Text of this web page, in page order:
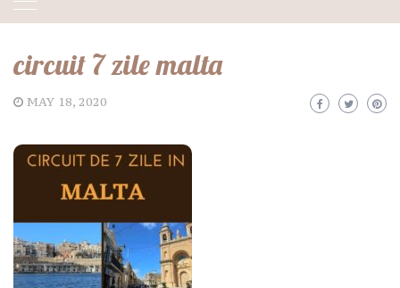
circuit 7 zile malta
MAY 18, 2020